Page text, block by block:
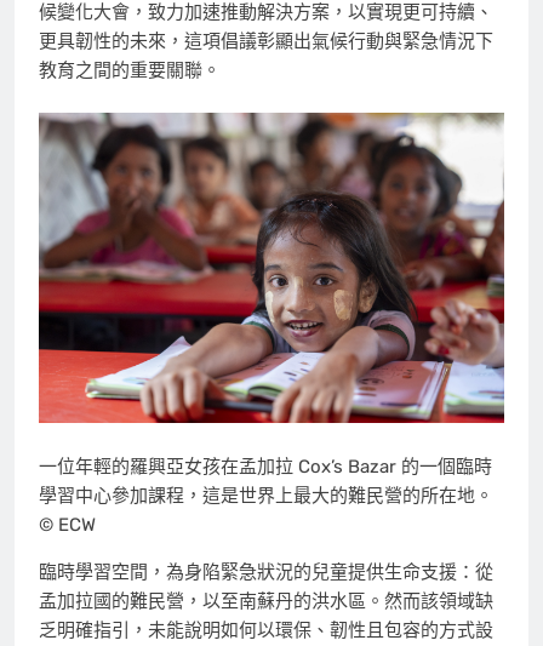
候變化大會，致力加速推動解決方案，以實現更可持續、
更具韌性的未來，這項倡議彰顯出氣候行動與緊急情況下
教育之間的重要關聯。
一位年輕的羅興亞女孩在孟加拉 Cox’s Bazar 的一個臨時
學習中心參加課程，這是世界上最大的難民營的所在地。
© ECW
臨時學習空間，為身陷緊急狀況的兒童提供生命支援：從
孟加拉國的難民營，以至南蘇丹的洪水區。然而該領域缺
乏明確指引，未能說明如何以環保、韌性且包容的方式設